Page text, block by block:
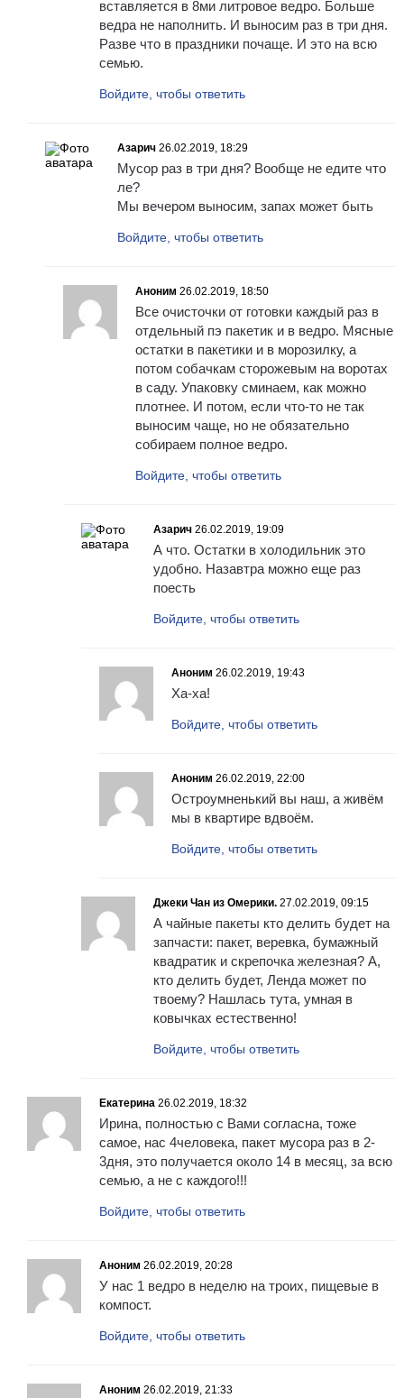
вставляется в 8ми литровое ведро. Больше
ведра не наполнить. И выносим раз в три дня.
Разве что в праздники почаще. И это на всю
семью.
Войдите, чтобы ответить
Азарич 26.02.2019, 18:29
Мусор раз в три дня? Вообще не едите что
ле?
Мы вечером выносим, запах может быть
Войдите, чтобы ответить
Аноним 26.02.2019, 18:50
Все очисточки от готовки каждый раз в
отдельный пэ пакетик и в ведро. Мясные
остатки в пакетики и в морозилку, а
потом собачкам сторожевым на воротах
в саду. Упаковку сминаем, как можно
плотнее. И потом, если что-то не так
выносим чаще, но не обязательно
собираем полное ведро.
Войдите, чтобы ответить
Азарич 26.02.2019, 19:09
А что. Остатки в холодильник это
удобно. Назавтра можно еще раз
поесть
Войдите, чтобы ответить
Аноним 26.02.2019, 19:43
Ха-ха!
Войдите, чтобы ответить
Аноним 26.02.2019, 22:00
Остроумненький вы наш, а живём
мы в квартире вдвоём.
Войдите, чтобы ответить
Джеки Чан из Омерики. 27.02.2019, 09:15
А чайные пакеты кто делить будет на
запчасти: пакет, веревка, бумажный
квадратик и скрепочка железная? А,
кто делить будет, Ленда может по
твоему? Нашлась тута, умная в
ковычках естественно!
Войдите, чтобы ответить
Екатерина 26.02.2019, 18:32
Ирина, полностью с Вами согласна, тоже
самое, нас 4человека, пакет мусора раз в 2-
3дня, это получается около 14 в месяц, за всю
семью, а не с каждого!!!
Войдите, чтобы ответить
Аноним 26.02.2019, 20:28
У нас 1 ведро в неделю на троих, пищевые в
компост.
Войдите, чтобы ответить
Аноним 26.02.2019, 21:33